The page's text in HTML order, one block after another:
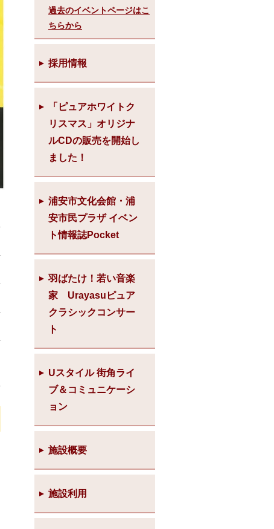
過去のイベントページはこ
ちらから
採用情報
「ピュアホワイトク
リスマス」オリジナ
ルCDの販売を開始し
ました！
浦安市文化会館・浦
安市民プラザ イベン
ト情報誌Pocket
羽ばたけ！若い音楽
家 Urayasuピュア
クラシックコンサー
ト
Uスタイル 街角ライ
ブ＆コミュニケーシ
ョン
施設概要
施設利用